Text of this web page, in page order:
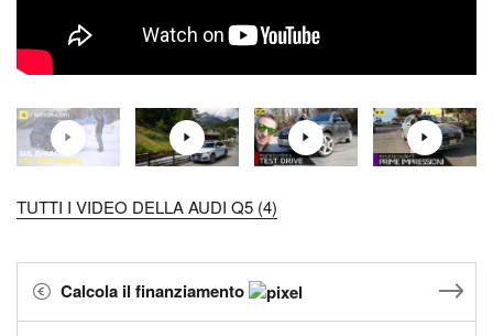
TUTTI I VIDEO DELLA AUDI Q5 (4)
Calcola il finanziamento